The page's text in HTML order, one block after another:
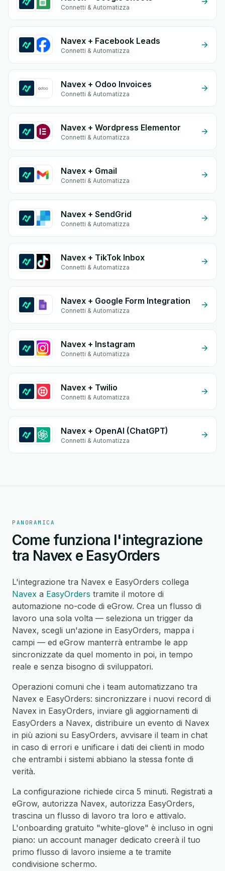
Connetti & Automatizza
Navex + Facebook Leads
Connetti & Automatizza
Navex + Odoo Invoices
Connetti & Automatizza
Navex + Wordpress Elementor
Connetti & Automatizza
Navex + Gmail
Connetti & Automatizza
Navex + SendGrid
Connetti & Automatizza
Navex + TikTok Inbox
Connetti & Automatizza
Navex + Google Form Integration
Connetti & Automatizza
Navex + Instagram
Connetti & Automatizza
Navex + Twilio
Connetti & Automatizza
Navex + OpenAI (ChatGPT)
Connetti & Automatizza
PANORAMICA
Come funziona l'integrazione
tra Navex e EasyOrders
L'integrazione tra Navex e EasyOrders collega
Navex a EasyOrders tramite il motore di
automazione no-code di eGrow. Crea un flusso di
lavoro una sola volta — seleziona un trigger da
Navex, scegli un'azione in EasyOrders, mappa i
campi — ed eGrow manterrà entrambe le app
sincronizzate da quel momento in poi, in tempo
reale e senza bisogno di sviluppatori.
Operazioni comuni che i team automatizzano tra
Navex e EasyOrders: sincronizzare i nuovi record di
Navex in EasyOrders, inviare gli aggiornamenti di
EasyOrders a Navex, distribuire un evento di Navex
in più azioni su EasyOrders, avvisare il team in chat
in caso di errori e unificare i dati dei clienti in modo
che entrambi i sistemi abbiano la stessa fonte di
verità.
La configurazione richiede circa 5 minuti. Registrati a
eGrow, autorizza Navex, autorizza EasyOrders,
trascina un flusso di lavoro tra loro e attivalo.
L'onboarding gratuito "white-glove" è incluso in ogni
piano: un account manager dedicato creerà il tuo
primo flusso di lavoro insieme a te tramite
condivisione schermo.